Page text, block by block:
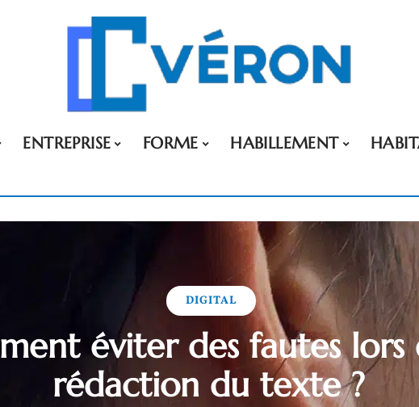
ENTREPRISE FORME HABILLEMENT
DIGITAL
éviter des fautes lors
rédaction du texte ?